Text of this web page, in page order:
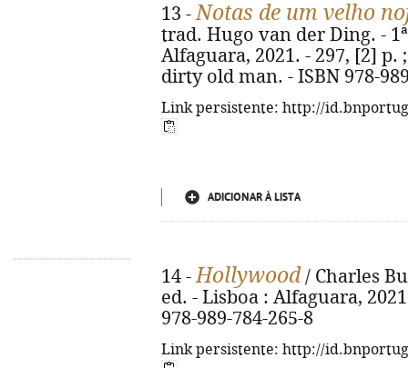
13 -Notas de um velho
trad. Hugo van der Ding. -
Alfaguara, 2021. - 297, [2]
dirty old man. - ISBN 978-
Link persistente: http://
ADICIONAR À LISTA
14 -Hollywood / Charles
ed. - Lisboa : Alfaguara,
978-989-784-265-8
Link persistente: http://